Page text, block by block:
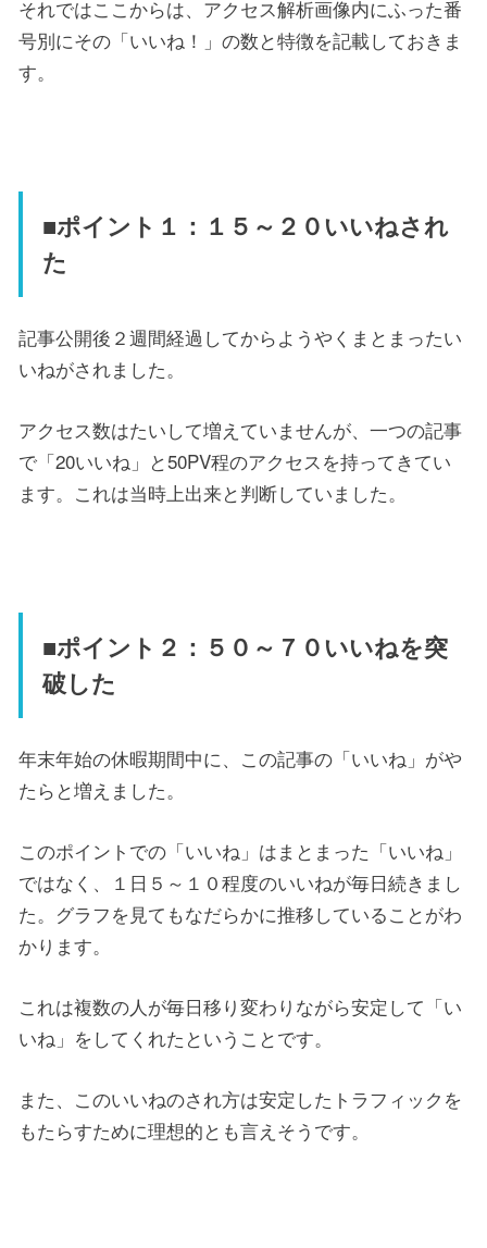
それではここからは、アクセス解析画像内にふった番
号別にその「いいね！」の数と特徴を記載しておきま
す。
■ポイント１：１５～２０いいねされ
た
記事公開後２週間経過してからようやくまとまったい
いねがされました。
アクセス数はたいして増えていませんが、一つの記事
で「20いいね」と50PV程のアクセスを持ってきてい
ます。これは当時上出来と判断していました。
■ポイント２：５０～７０いいねを突
破した
年末年始の休暇期間中に、この記事の「いいね」がや
たらと増えました。
このポイントでの「いいね」はまとまった「いいね」
ではなく、１日５～１０程度のいいねが毎日続きまし
た。グラフを見てもなだらかに推移していることがわ
かります。
これは複数の人が毎日移り変わりながら安定して「い
いね」をしてくれたということです。
また、このいいねのされ方は安定したトラフィックを
もたらすために理想的とも言えそうです。